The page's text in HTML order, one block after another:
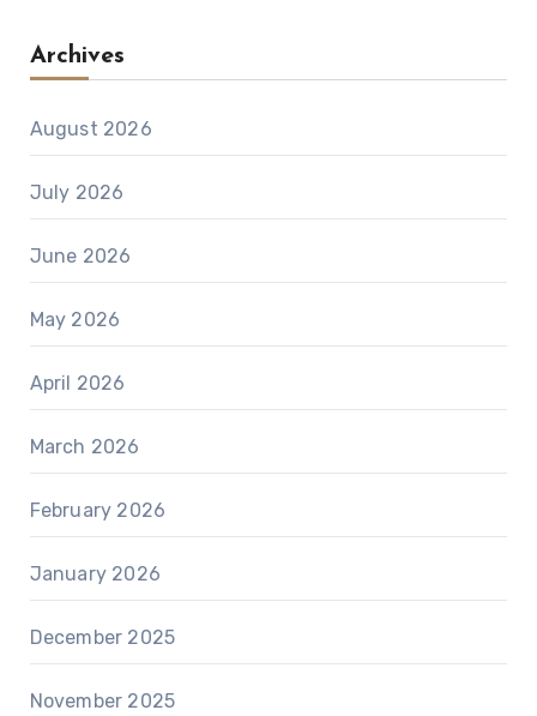
Archives
August 2026
July 2026
June 2026
May 2026
April 2026
March 2026
February 2026
January 2026
December 2025
November 2025